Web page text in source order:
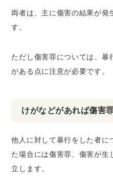
両者は、主に傷害の結果が発
す。
ただし傷害罪については、暴
がある点に注意が必要です。
けがなどがあれば傷害
他人に対して暴行をした者に
た場合には傷害罪、傷害が生
立します。